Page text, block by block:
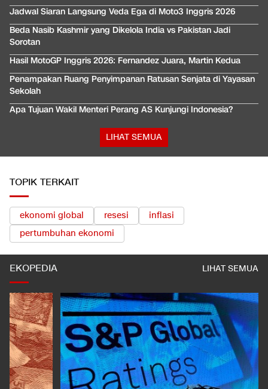
Jadwal Siaran Langsung Veda Ega di Moto3 Inggris 2026
Beda Nasib Kashmir yang Dikelola India vs Pakistan Jadi
Sorotan
Hasil MotoGP Inggris 2026: Fernandez Juara, Martin Kedua
Penampakan Ruang Penyimpanan Ratusan Senjata di Yayasan
Sekolah
Apa Tujuan Wakil Menteri Perang AS Kunjungi Indonesia?
LIHAT SEMUA
TOPIK TERKAIT
ekonomi global resesi
inflasi
pertumbuhan ekonomi
EKOPEDIA LIHAT SEMUA